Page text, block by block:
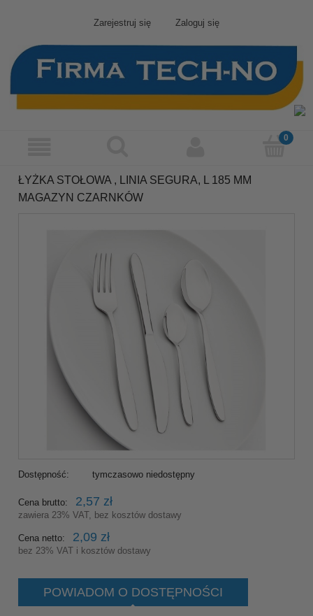
Zarejestruj się Zaloguj się
ŁYŻKA STOŁOWA , LINIA SEGURA, L 185 MM
MAGAZYN CZARNKÓW
Dostępność: tymczasowo niedostępny
Cena brutto: 2,57 zł
zawiera 23% VAT, bez kosztów dostawy
Cena netto: 2,09 zł
bez 23% VAT i kosztów dostawy
POWIADOM O DOSTĘPNOŚCI